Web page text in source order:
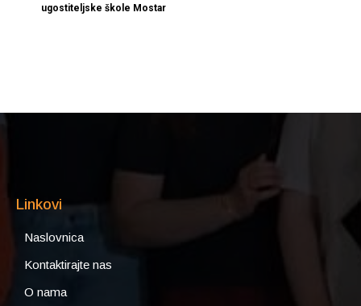
ugostiteljske škole Mostar
Linkovi
Naslovnica
Kontaktirajte nas
O nama